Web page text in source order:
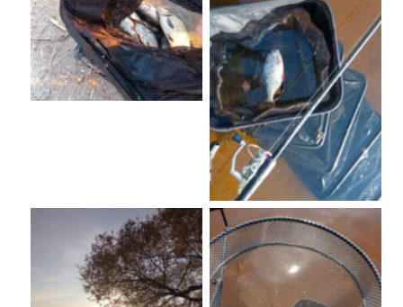
No Caption
No Caption